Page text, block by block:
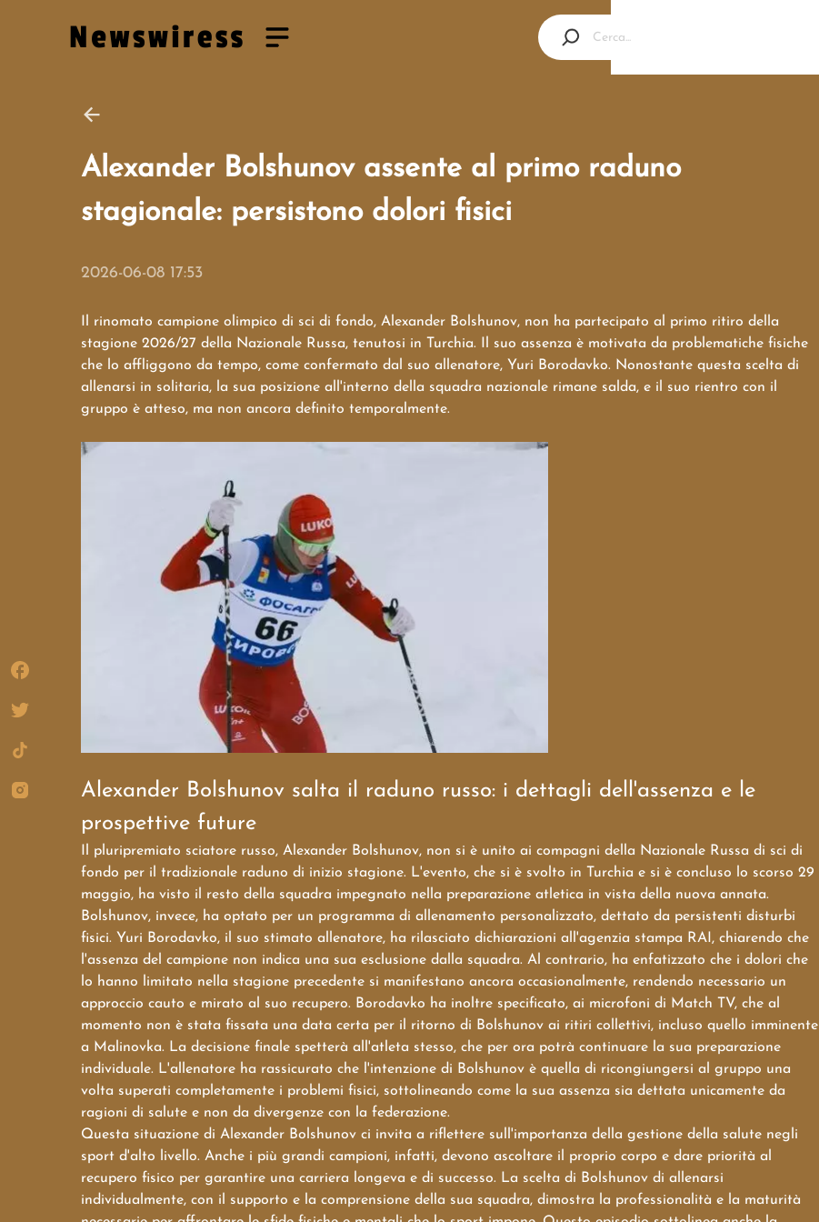
Alexander Bolshunov assente al primo raduno
stagionale: persistono dolori fisici
2026-06-08 17:53
Il rinomato campione olimpico di sci di fondo, Alexander Bolshunov, non ha partecipato al primo ritiro della
stagione 2026/27 della Nazionale Russa, tenutosi in Turchia. Il suo assenza è motivata da problematiche fisiche
che lo affliggono da tempo, come confermato dal suo allenatore, Yuri Borodavko. Nonostante questa scelta di
allenarsi in solitaria, la sua posizione all'interno della squadra nazionale rimane salda, e il suo rientro con il
gruppo è atteso, ma non ancora definito temporalmente.
Alexander Bolshunov salta il raduno russo: i dettagli dell'assenza e le
prospettive future
Il pluripremiato sciatore russo, Alexander Bolshunov, non si è unito ai compagni della Nazionale Russa di sci di
fondo per il tradizionale raduno di inizio stagione. L'evento, che si è svolto in Turchia e si è concluso lo scorso 29
maggio, ha visto il resto della squadra impegnato nella preparazione atletica in vista della nuova annata.
Bolshunov, invece, ha optato per un programma di allenamento personalizzato, dettato da persistenti disturbi
fisici. Yuri Borodavko, il suo stimato allenatore, ha rilasciato dichiarazioni all'agenzia stampa RAI, chiarendo che
l'assenza del campione non indica una sua esclusione dalla squadra. Al contrario, ha enfatizzato che i dolori che
lo hanno limitato nella stagione precedente si manifestano ancora occasionalmente, rendendo necessario un
approccio cauto e mirato al suo recupero. Borodavko ha inoltre specificato, ai microfoni di Match TV, che al
momento non è stata fissata una data certa per il ritorno di Bolshunov ai ritiri collettivi, incluso quello imminente
a Malinovka. La decisione finale spetterà all'atleta stesso, che per ora potrà continuare la sua preparazione
individuale. L'allenatore ha rassicurato che l'intenzione di Bolshunov è quella di ricongiungersi al gruppo una
volta superati completamente i problemi fisici, sottolineando come la sua assenza sia dettata unicamente da
ragioni di salute e non da divergenze con la federazione.
Questa situazione di Alexander Bolshunov ci invita a riflettere sull'importanza della gestione della salute negli
sport d'alto livello. Anche i più grandi campioni, infatti, devono ascoltare il proprio corpo e dare priorità al
recupero fisico per garantire una carriera longeva e di successo. La scelta di Bolshunov di allenarsi
individualmente, con il supporto e la comprensione della sua squadra, dimostra la professionalità e la maturità